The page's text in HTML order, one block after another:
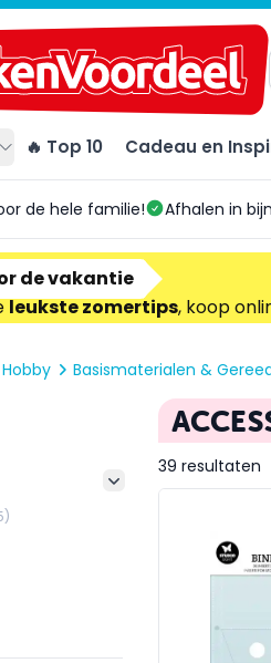
🔥 Top 10 Cadeau en
de hele familie! Afhalen in
de vakantie
leukste zomertips, koop
Basismaterialen &
filter button
39 resultaten